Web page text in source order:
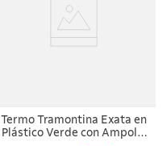
Termo Tramontina Exata en
Plástico Verde con Ampolla